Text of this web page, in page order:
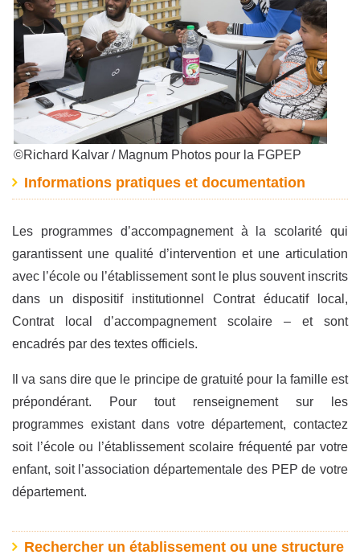
©Richard Kalvar / Magnum Photos pour la FGPEP
Informations pratiques et documentation
Les programmes d’accompagnement à la scolarité qui
garantissent une qualité d’intervention et une articulation
avec l’école ou l’établissement sont le plus souvent inscrits
dans un dispositif institutionnel Contrat éducatif local,
Contrat local d’accompagnement scolaire – et sont
encadrés par des textes officiels.
Il va sans dire que le principe de gratuité pour la famille est
prépondérant. Pour tout renseignement sur les
programmes existant dans votre département, contactez
soit l’école ou l’établissement scolaire fréquenté par votre
enfant, soit l’association départementale des PEP de votre
département.
Rechercher un établissement ou une structure